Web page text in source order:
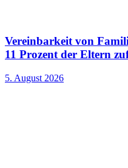
Vereinbarkeit von
11 Prozent der Eltern
5. August 2026